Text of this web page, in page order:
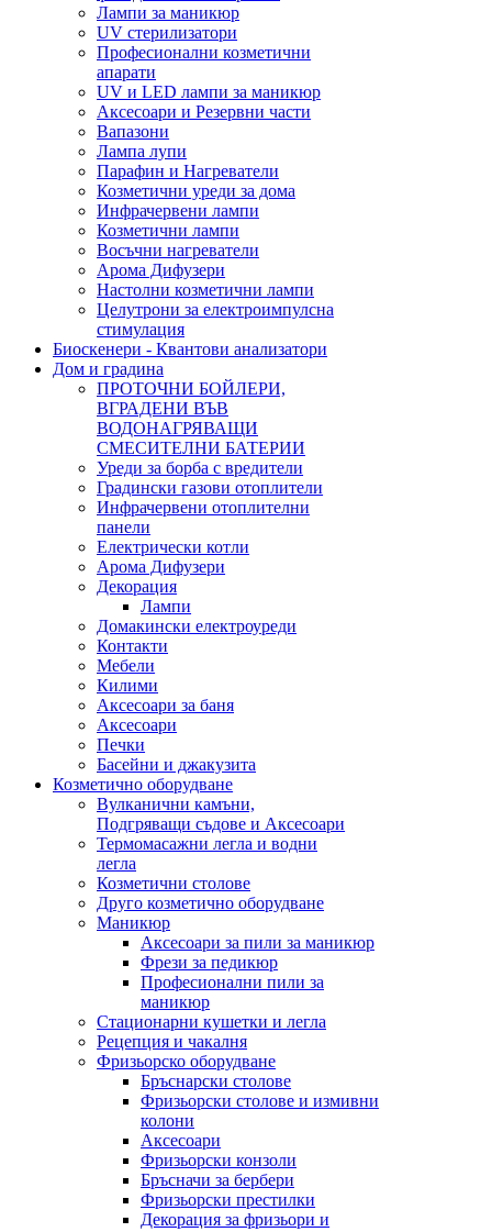
Лампи за маникюр
UV стерилизатори
Професионални козметични
апарати
UV и LED лампи за маникюр
Аксесоари и Резервни части
Вапазони
Лампа лупи
Парафин и Нагреватели
Козметични уреди за дома
Инфрачервени лампи
Козметични лампи
Восъчни нагреватели
Арома Дифузери
Настолни козметични лампи
Целутрони за електроимпулсна
стимулация
Биоскенери - Квантови анализатори
Дом и градина
ПРОТОЧНИ БОЙЛЕРИ,
ВГРАДЕНИ ВЪВ
ВОДОНАГРЯВАЩИ
СМЕСИТЕЛНИ БАТЕРИИ
Уреди за борба с вредители
Градински газови отоплители
Инфрачервени отоплителни
панели
Електрически котли
Арома Дифузери
Декорация
Лампи
Домакински електроуреди
Контакти
Мебели
Килими
Аксесоари за баня
Аксесоари
Печки
Басейни и джакузита
Козметично оборудване
Вулканични камъни,
Подгряващи съдове и Аксесоари
Термомасажни легла и водни
легла
Козметични столове
Друго козметично оборудване
Маникюр
Аксесоари за пили за маникюр
Фрези за педикюр
Професионални пили за
маникюр
Стационарни кушетки и легла
Рецепция и чакалня
Фризьорско оборудване
Бръснарски столове
Фризьорски столове и измивни
колони
Аксесоари
Фризьорски конзоли
Бръсначи за бербери
Фризьорски престилки
Декорация за фризьори и